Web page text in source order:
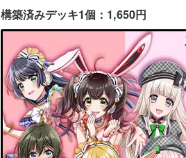
構築済みデッキ1個：1,650円